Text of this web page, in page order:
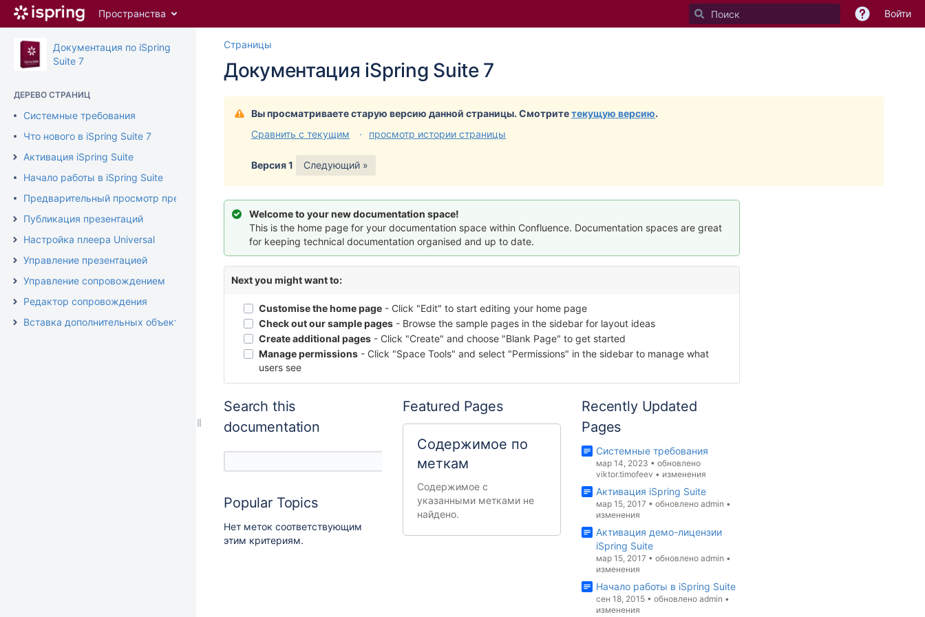
Перейти
содержимому
assistive.skiplink.to.breadcrumbs
assistive.skiplink.to.quick.search
Пространства Войти
Документация по iSpring
Suite 7
ДЕРЕВО СТРАНИЦ
Системные требования
Что нового в iSpring Suite 7
Активация iSpring Suite
Начало работы в iSpring Suite
Предварительный просмотр презентации
Публикация презентаций
Настройка плеера Universal
Управление презентацией
Управление сопровождением
Редактор сопровождения
Вставка дополнительных объектов
Страницы
концу
баннера
началу
баннера
Документация iSpring Suite 7
Вы просматриваете старую версию данной страницы. Смотритетекущую версию.
Сравнить с текущим
просмотр истории страницы
Версия 1 Следующий »
Welcome to your new documentation space!
This is the home page for your documentation space within Confluence. Documentation spaces are great
for keeping technical documentation organised and up to date.
Next you might want to:
Customise the home page - Click "Edit" to start editing your home page
Check out our sample pages - Browse the sample pages in the sidebar for layout ideas
Create additional pages - Click "Create" and choose "Blank Page" to get started
Manage permissions - Click "Space Tools" and select "Permissions" in the sidebar to manage what
users see
Search this
documentation
Popular Topics
Нет меток соответствующим
этим критериям.
Featured Pages
Содержимое по
меткам
Содержимое с
указанными метками не
найдено.
Recently Updated
Pages
Системные требования
мар 14, 2023 • обновлено
viktor.timofeev • изменения
Активация iSpring Suite
мар 15, 2017 • обновлено admin •
изменения
Активация демо-лицензии
iSpring Suite
мар 15, 2017 • обновлено admin •
изменения
Начало работы в iSpring Suite
сен 18, 2015 • обновлено admin •
изменения